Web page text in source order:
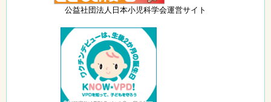
公益社団法人日本小児科学会運営サイト